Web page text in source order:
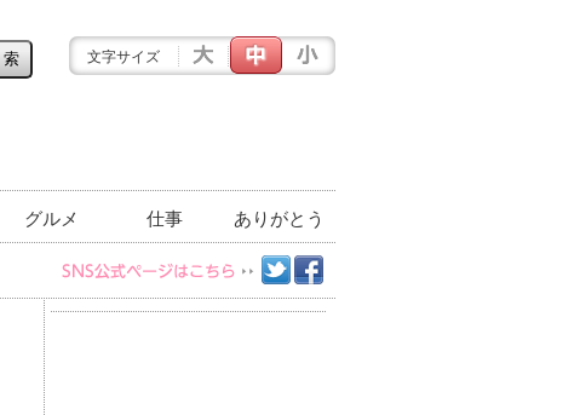
文字サイズ
グルメ 仕事 ありがとう